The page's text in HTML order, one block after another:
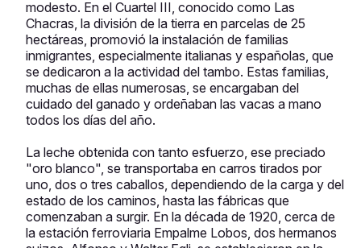
modesto. En el Cuartel III, conocido como Las
Chacras, la división de la tierra en parcelas de 25
hectáreas, promovió la instalación de familias
inmigrantes, especialmente italianas y españolas, que
se dedicaron a la actividad del tambo. Estas familias,
muchas de ellas numerosas, se encargaban del
cuidado del ganado y ordeñaban las vacas a mano
todos los días del año.
La leche obtenida con tanto esfuerzo, ese preciado
"oro blanco", se transportaba en carros tirados por
uno, dos o tres caballos, dependiendo de la carga y del
estado de los caminos, hasta las fábricas que
comenzaban a surgir. En la década de 1920, cerca de
la estación ferroviaria Empalme Lobos, dos hermanos